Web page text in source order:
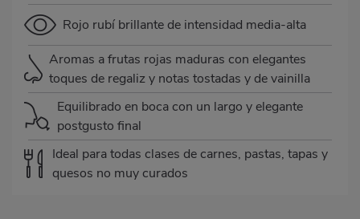
Rojo rubí brillante de intensidad media-alta
Aromas a frutas rojas maduras con elegantes
toques de regaliz y notas tostadas y de vainilla
Equilibrado en boca con un largo y elegante
postgusto final
Ideal para todas clases de carnes, pastas, tapas y
quesos no muy curados